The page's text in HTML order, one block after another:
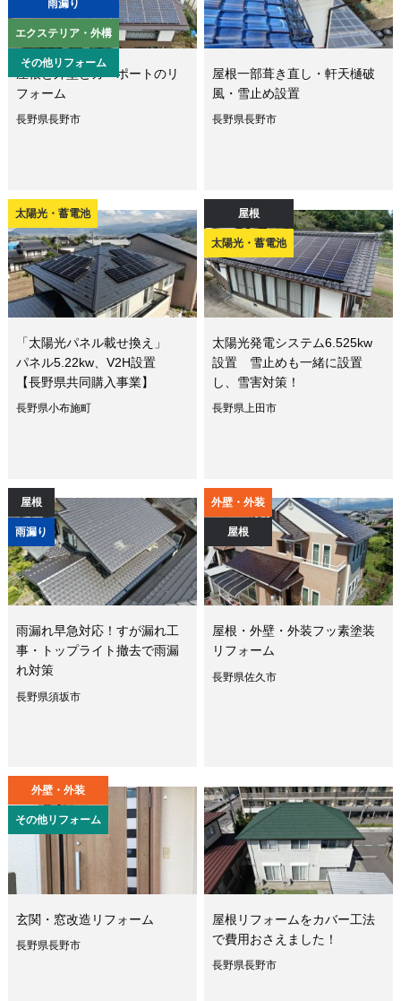
雨漏り
エクステリア・外構
その他リフォーム
屋根と外壁とカーポートのリ
フォーム
長野県長野市
屋根一部葺き直し・軒天樋破
風・雪止め設置
長野県長野市
太陽光・蓄電池
「太陽光パネル載せ換え」
パネル5.22kw、V2H設置
【長野県共同購入事業】
長野県小布施町
屋根
太陽光・蓄電池
太陽光発電システム6.525kw
設置 雪止めも一緒に設置
し、雪害対策！
長野県上田市
屋根
雨漏り
雨漏れ早急対応！すが漏れ工
事・トップライト撤去で雨漏
れ対策
長野県須坂市
外壁・外装
屋根
屋根・外壁・外装フッ素塗装
リフォーム
長野県佐久市
外壁・外装
その他リフォーム
玄関・窓改造リフォーム
長野県長野市
屋根リフォームをカバー工法
で費用おさえました！
長野県長野市